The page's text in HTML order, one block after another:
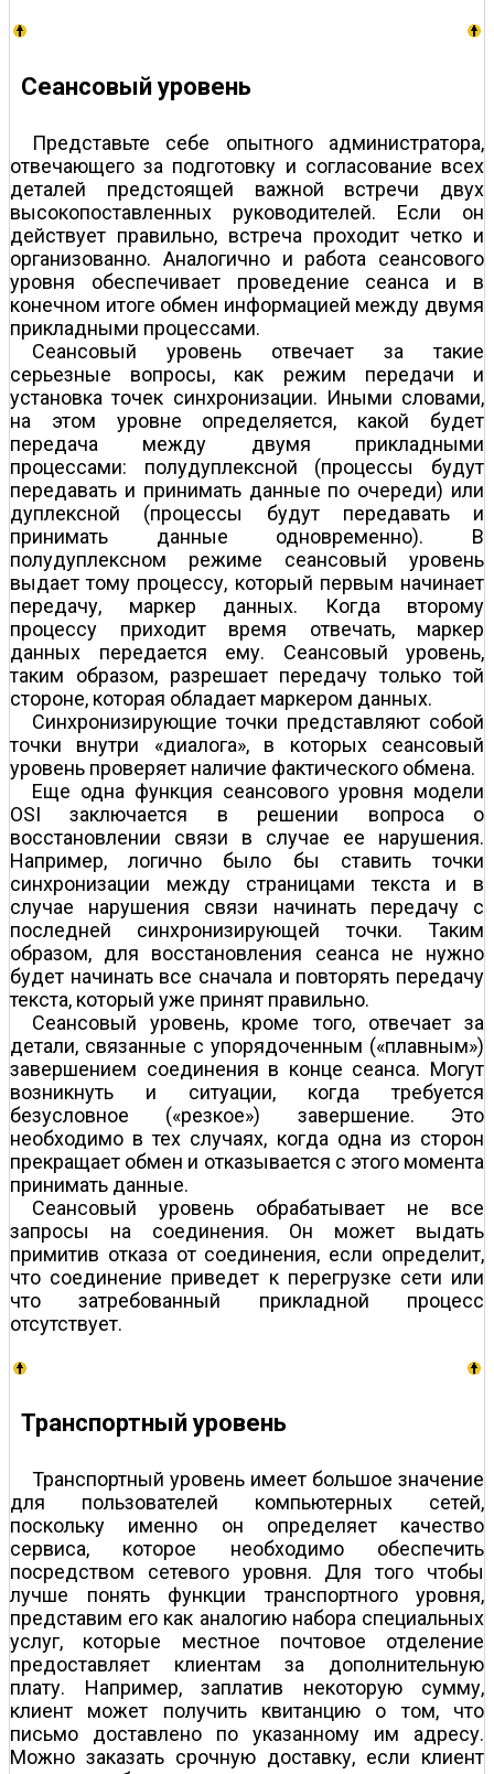
Сеансовый уровень
Представьте себе опытного администратора,
отвечающего за подготовку и согласование всех
деталей предстоящей важной встречи двух
высокопоставленных руководителей. Если он
действует правильно, встреча проходит четко и
организованно. Аналогично и работа сеансового
уровня обеспечивает проведение сеанса и в
конечном итоге обмен информацией между двумя
прикладными процессами.
Сеансовый уровень отвечает за такие
серьезные вопросы, как режим передачи и
установка точек синхронизации. Иными словами,
на этом уровне определяется, какой будет
передача между двумя прикладными
процессами: полудуплексной (процессы будут
передавать и принимать данные по очереди) или
дуплексной (процессы будут передавать и
принимать данные одновременно). В
полудуплексном режиме сеансовый уровень
выдает тому процессу, который первым начинает
передачу, маркер данных. Когда второму
процессу приходит время отвечать, маркер
данных передается ему. Сеансовый уровень,
таким образом, разрешает передачу только той
стороне, которая обладает маркером данных.
Синхронизирующие точки представляют собой
точки внутри «диалога», в которых сеансовый
уровень проверяет наличие фактического обмена.
Еще одна функция сеансового уровня модели
OSI заключается в решении вопроса о
восстановлении связи в случае ее нарушения.
Например, логично было бы ставить точки
синхронизации между страницами текста и в
случае нарушения связи начинать передачу с
последней синхронизирующей точки. Таким
образом, для восстановления сеанса не нужно
будет начинать все сначала и повторять передачу
текста, который уже принят правильно.
Сеансовый уровень, кроме того, отвечает за
детали, связанные с упорядоченным («плавным»)
завершением соединения в конце сеанса. Могут
возникнуть и ситуации, когда требуется
безусловное («резкое») завершение. Это
необходимо в тех случаях, когда одна из сторон
прекращает обмен и отказывается с этого момента
принимать данные.
Сеансовый уровень обрабатывает не все
запросы на соединения. Он может выдать
примитив отказа от соединения, если определит,
что соединение приведет к перегрузке сети или
что затребованный прикладной процесс
отсутствует.
Транспортный уровень
Транспортный уровень имеет большое значение
для пользователей компьютерных сетей,
поскольку именно он определяет качество
сервиса, которое необходимо обеспечить
посредством сетевого уровня. Для того чтобы
лучше понять функции транспортного уровня,
представим его как аналогию набора специальных
услуг, которые местное почтовое отделение
предоставляет клиентам за дополнительную
плату. Например, заплатив некоторую сумму,
клиент может получить квитанцию о том, что
письмо доставлено по указанному им адресу.
Можно заказать срочную доставку, если клиент